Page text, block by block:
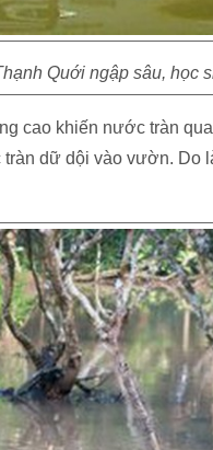
Quới ngập sâu, học
cao khiến nước tràn
dữ dội vào vườn. Do